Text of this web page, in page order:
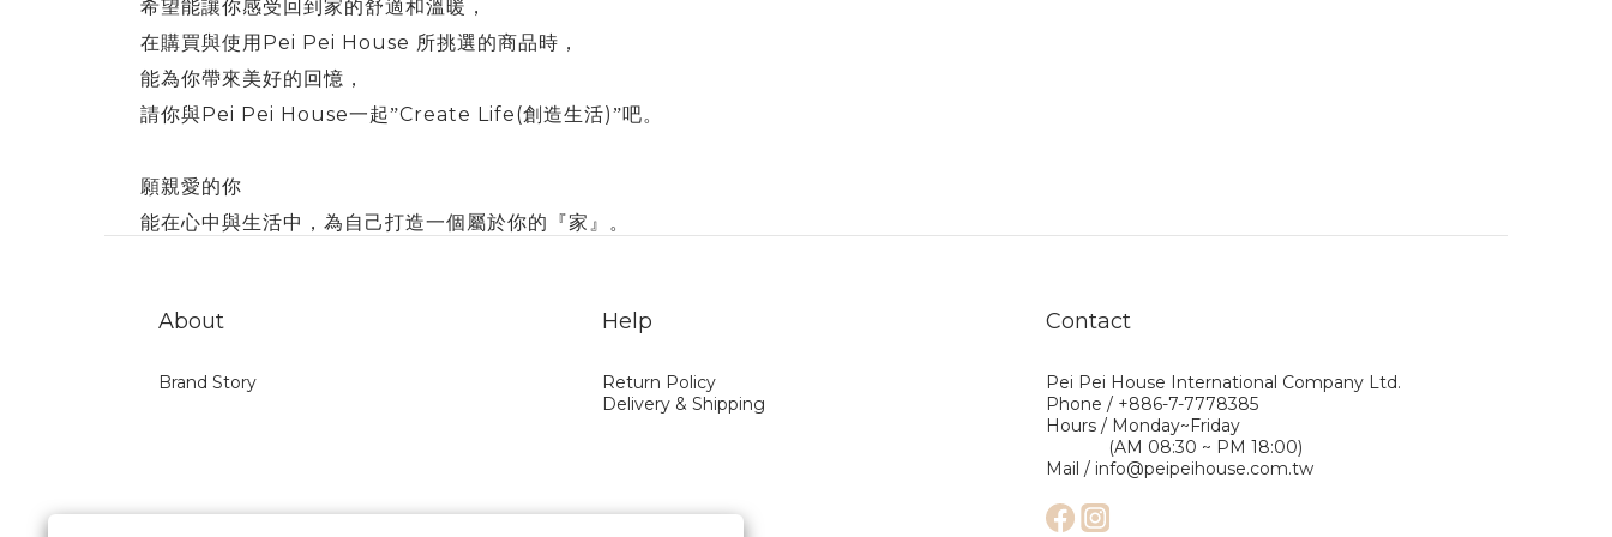
希望能讓你感受回到家的舒適和溫暖，
在購買與使用 Pei Pei House 所挑選的商品時，
能為你帶來美好的回憶，
請你與 Pei Pei House一起”Create Life(創造生活)”吧。
願親愛的你
能在心中與生活中，為自己打造一個屬於你的『家』。
About
Brand Story
Help
Return Policy
Delivery & Shipping
Contact
Pei Pei House International Company Ltd.
Phone / +886-7-7778385
Hours / Monday~Friday
(AM 08:30 ~ PM 18:00)
Mail / info@peipeihouse.com.tw